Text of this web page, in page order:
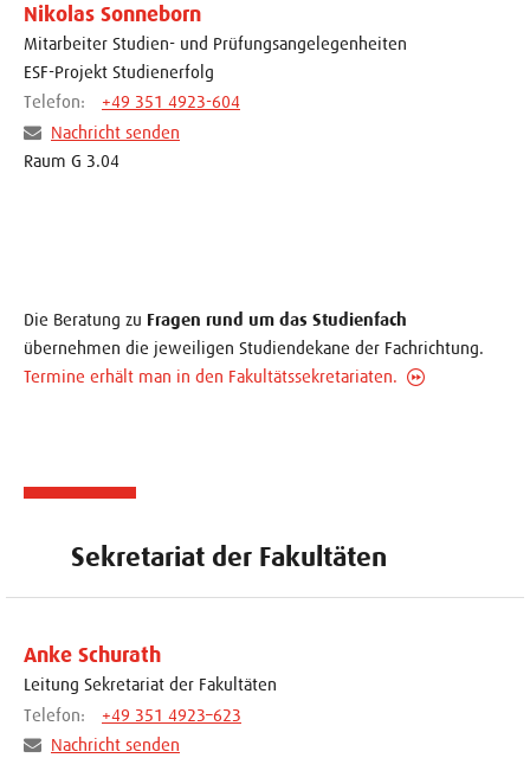
Nikolas Sonneborn
Mitarbeiter Studien- und Prüfungsangelegenheiten
ESF-Projekt Studienerfolg
Telefon:
+49 351 4923-604
Nachricht senden
Raum G 3.04
Die Beratung zu Fragen rund um das Studienfach
übernehmen die jeweiligen Studiendekane der Fachrichtung.
Termine erhält man in den Fakultätssekretariaten.
Sekretariat der Fakultäten
Anke Schurath
Leitung Sekretariat der Fakultäten
Telefon:
+49 351 4923–623
Nachricht senden